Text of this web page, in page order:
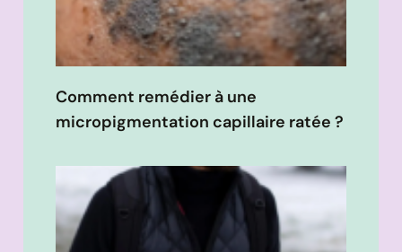
Comment remédier à une
micropigmentation capillaire ratée ?